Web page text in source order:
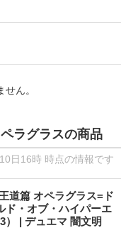
ん。
ラグラスの商品
日16時 時点の情報です
道篇 オペラグラス=ド
ド・オブ・ハイパーエ
） | デュエマ 闇文明